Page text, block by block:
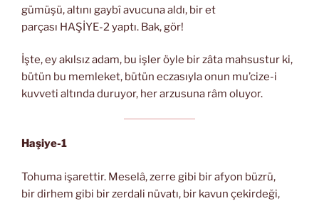
gümüşü, altını gaybî avucuna aldı, bir et
parçası HAŞİYE-2 yaptı. Bak, gör!
İşte, ey akılsız adam, bu işler öyle bir zâta mahsustur ki,
bütün bu memleket, bütün eczasıyla onun mu’cize-i
kuvveti altında duruyor, her arzusuna râm oluyor.
Haşiye-1
Tohuma işarettir. Meselâ, zerre gibi bir afyon büzrü,
bir dirhem gibi bir zerdali nüvatı, bir kavun çekirdeği,